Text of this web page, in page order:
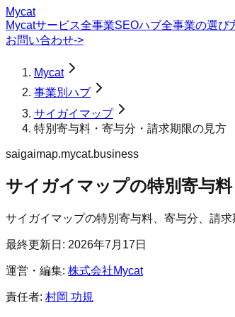
Mycat
Mycatサービス全事業SEOハブ全事業の選び
お問い合わせ->
Mycat
事業別ハブ
サイガイマップ
特別寄与料・寄与分・請求期限の見方
saigaimap.mycat.business
サイガイマップの特別寄与
サイガイマップの特別寄与料、寄与分、請
最終更新日: 2026年7月17日
運営・編集: 株式会社Mycat
責任者: 村岡 功規